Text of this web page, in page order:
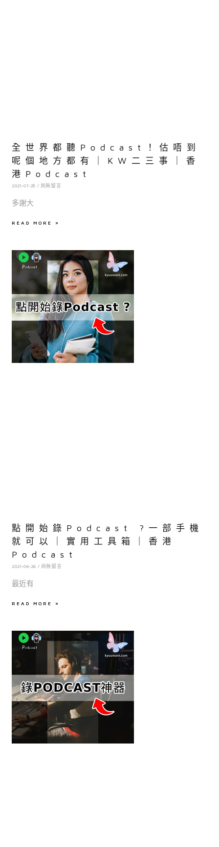
全世界都聽podcast！估唔到
呢個地方都有｜KW二三事｜香
港Podcast
2021-07-28 尚無留言
多謝大
READ MORE »
點開始錄Podcast ?一部手機
就可以｜實用工具箱｜香港
Podcast
2021-06-26 尚無留言
最近有
READ MORE »